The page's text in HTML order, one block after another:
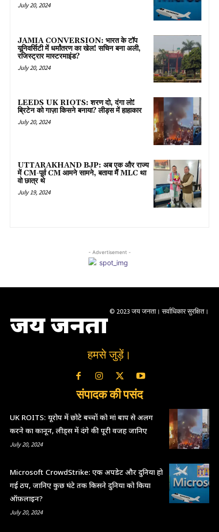
July 20, 2024
JAMIA CONVERSION: भारत के टॉप
यूनिवर्सिटी में धर्मांतरण का खेल! सचिन बना अली,
रजिस्ट्रार मास्टरमाइंड?
July 20, 2024
LEEDS UK RIOTS: शरण दो, दंगा लो!
ब्रिटेन को गाज़ा किसने बनाया? लीड्स में हाहाकार
July 20, 2024
UTTARAKHAND BJP: अब एक और राज्य
में CM-पूर्व CM आमने सामने, बताया मैं MLC था
वो छात्र थे
July 19, 2024
- Advertisement -
जय जनता © 2023 जय जनता। सर्वाधिकार सुरक्षित।
हमसे जुड़ें।
संपादक की पसंद
UK ROITS: यूरोप में छोटे बच्चों को मां बाप से अलग
करने का कानून, लीड्स में दंगे की पूरी वजह जानिए
July 20, 2024
Microsoft CrowdStrike: एक अपडेट और दुनिया हो
गई ठप, जानिए कुछ घंटे तक किसने दुनिया को किया
ऑफ़लाइन?
July 20, 2024